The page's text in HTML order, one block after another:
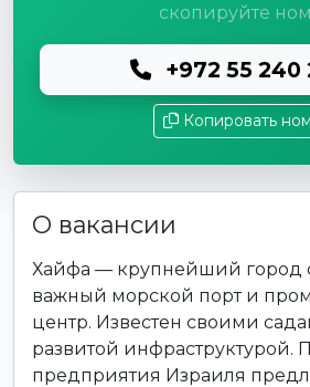
скопируйте
+972 55 240
Копировать
О вакансии
Хайфа — крупнейший город
важный морской порт и
центр. Известен своими
развитой
предприятия Израиля